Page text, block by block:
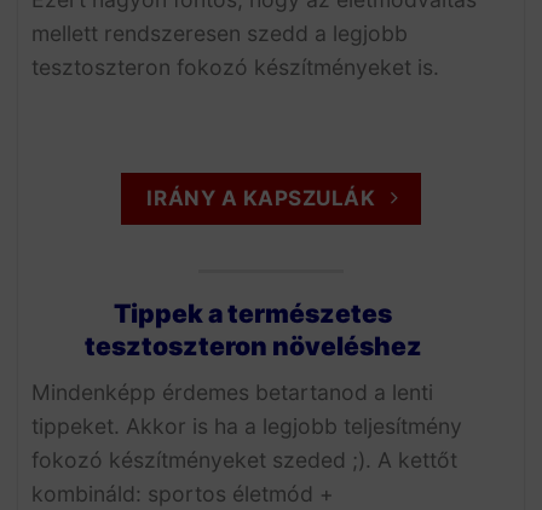
mellett rendszeresen szedd a legjobb
tesztoszteron fokozó készítményeket is.
IRÁNY A KAPSZULÁK
Tippek a természetes
tesztoszteron növeléshez
Mindenképp érdemes betartanod a lenti
tippeket. Akkor is ha a legjobb teljesítmény
fokozó készítményeket szeded ;). A kettőt
kombináld: sportos életmód +